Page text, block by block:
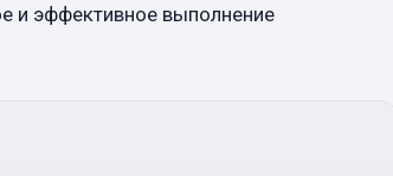
и эффективное выполнение